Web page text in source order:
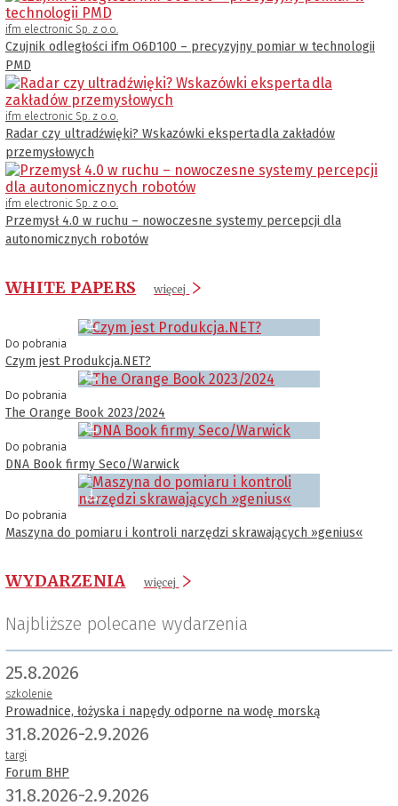
ifm electronic Sp. z o.o.
Czujnik odległości ifm O6D100 – precyzyjny pomiar w technologii
PMD
ifm electronic Sp. z o.o.
Radar czy ultradźwięki? Wskazówki eksperta dla zakładów
przemysłowych
ifm electronic Sp. z o.o.
Przemysł 4.0 w ruchu – nowoczesne systemy percepcji dla
autonomicznych robotów
WHITE PAPERS więcej
Do pobrania
Czym jest Produkcja.NET?
Do pobrania
The Orange Book 2023/2024
Do pobrania
DNA Book firmy Seco/Warwick
Do pobrania
Maszyna do pomiaru i kontroli narzędzi skrawających »genius«
WYDARZENIA więcej
Najbliższe polecane wydarzenia
25.8.2026
szkolenie
Prowadnice, łożyska i napędy odporne na wodę morską
31.8.2026-2.9.2026
targi
Forum BHP
31.8.2026-2.9.2026